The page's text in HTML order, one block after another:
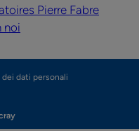
Pierre Fabre
noi
dati personali